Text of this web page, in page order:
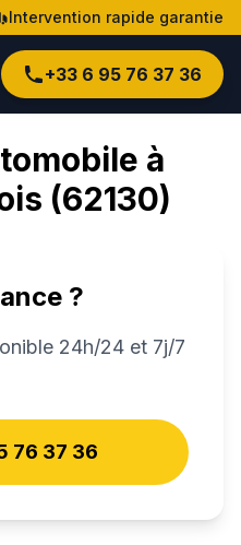
Intervention rapide garantie
+33 6 95 76 37 36
à
(62130)
?
24h/24 et 7j/7
76 37 36